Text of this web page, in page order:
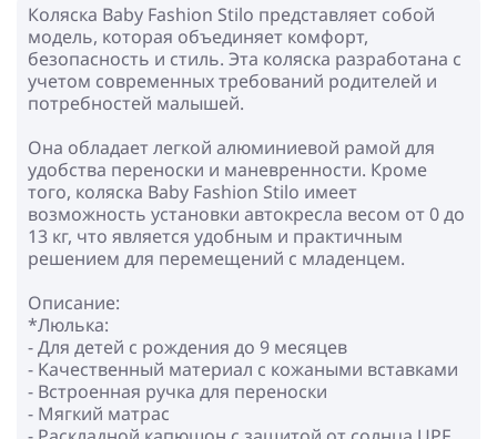
Коляска Baby Fashion Stilo представляет собой
модель, которая объединяет комфорт,
безопасность и стиль. Эта коляска разработана с
учетом современных требований родителей и
потребностей малышей.
Она обладает легкой алюминиевой рамой для
удобства переноски и маневренности. Кроме
того, коляска Baby Fashion Stilo имеет
возможность установки автокресла весом от 0 до
13 кг, что является удобным и практичным
решением для перемещений с младенцем.
Описание:
*Люлька:
- Для детей с рождения до 9 месяцев
- Kачественный материал с кожаными вставками
- Встроенная ручка для переноски
- Мягкий матрас